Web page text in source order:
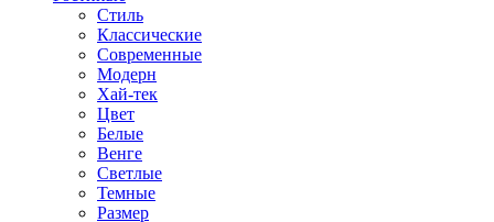
Стиль
Классические
Современные
Модерн
Хай-тек
Цвет
Белые
Венге
Светлые
Темные
Размер